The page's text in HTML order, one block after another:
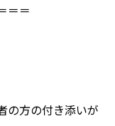
＝＝
の方の付き添いが